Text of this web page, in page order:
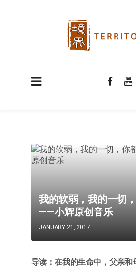
我的软弱，我的一切
——小辉原创音乐
JANUARY 21, 2017
导读：在我的生命中，父亲和